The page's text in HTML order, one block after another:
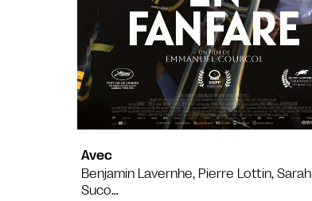
Avec
Benjamin Lavernhe, Pierre Lottin, Sarah
Suco…